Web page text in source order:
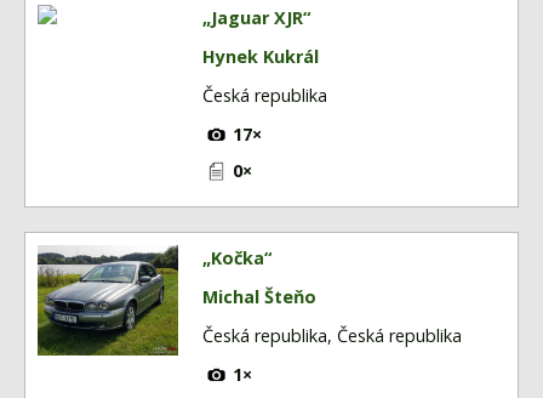
Kontakt
„Jaguar XJR“
Hynek Kukrál
Česká republika
17×
0×
„Kočka“
Michal Šteňo
Česká republika, Česká republika
1×